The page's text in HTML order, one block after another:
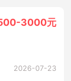
3000元
2026-07-23